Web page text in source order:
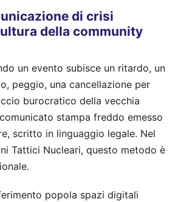
di crisi
della community
un evento subisce un ritardo, un
peggio, una cancellazione per
burocratico della vecchia
stampa freddo emesso
scritto in linguaggio legale. Nel
Tattici Nucleari, questo metodo è
popola spazi digitali